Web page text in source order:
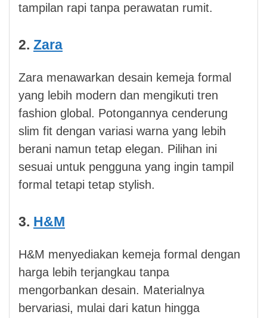
tampilan rapi tanpa perawatan rumit.
2. Zara
Zara menawarkan desain kemeja formal
yang lebih modern dan mengikuti tren
fashion global. Potongannya cenderung
slim fit dengan variasi warna yang lebih
berani namun tetap elegan. Pilihan ini
sesuai untuk pengguna yang ingin tampil
formal tetapi tetap stylish.
3. H&M
H&M menyediakan kemeja formal dengan
harga lebih terjangkau tanpa
mengorbankan desain. Materialnya
bervariasi, mulai dari katun hingga